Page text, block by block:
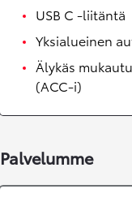
USB C -liitäntä
Yksialueinen
Älykäs
(ACC-i)
Palvelumme